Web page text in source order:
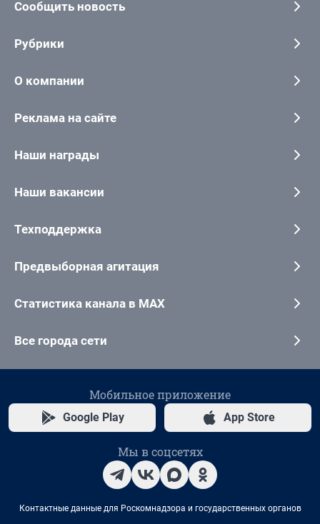
Сообщить новость
Рубрики
О компании
Реклама на сайте
Наши награды
Наши вакансии
Техподдержка
Предвыборная агитация
Статистика канала в MAX
Все города сети
Мобильное приложение
Google Play App Store
Мы в соцсетях
Контактные данные для Роскомнадзора и государственных органов